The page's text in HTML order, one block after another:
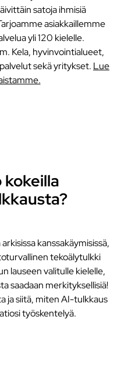
satoja ihmisiä
asiakkaillemme
yli 120 kielelle.
Kela, hyvinvointialueet,
sekä yritykset. Lue
kokeilla
kanssakäymisissä,
tekoälytulkki
lauseen valitulle kielelle,
saadaan merkityksellisiä!
ja siitä, miten AI-tulkkaus
työskentelyä.